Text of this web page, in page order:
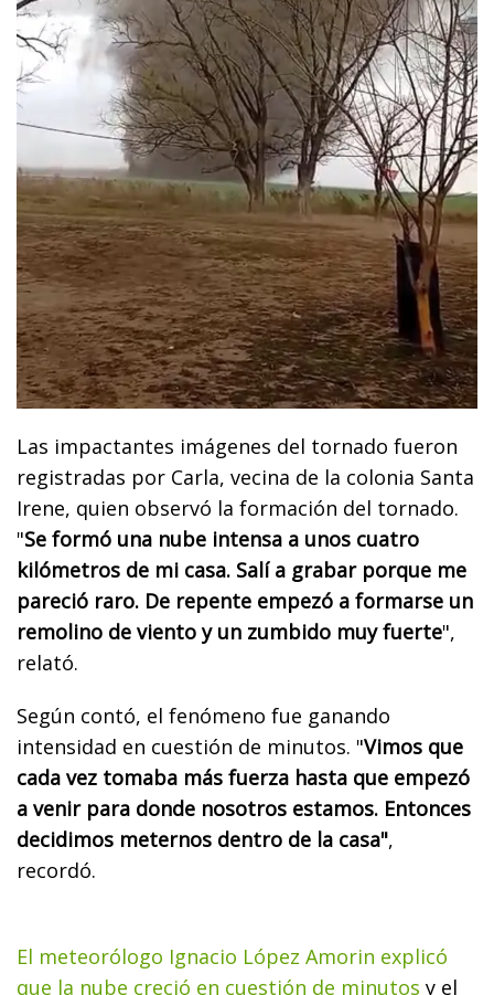
Las impactantes imágenes del tornado fueron
registradas por Carla, vecina de la colonia Santa
Irene, quien observó la formación del tornado.
"Se formó una nube intensa a unos cuatro
kilómetros de mi casa. Salí a grabar porque me
pareció raro. De repente empezó a formarse un
remolino de viento y un zumbido muy fuerte",
relató.
Según contó, el fenómeno fue ganando
intensidad en cuestión de minutos. "Vimos que
cada vez tomaba más fuerza hasta que empezó
a venir para donde nosotros estamos. Entonces
decidimos meternos dentro de la casa",
recordó.
El meteorólogo Ignacio López Amorin explicó
que la nube creció en cuestión de minutos y el